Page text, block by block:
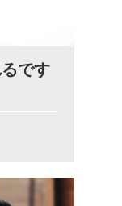
です